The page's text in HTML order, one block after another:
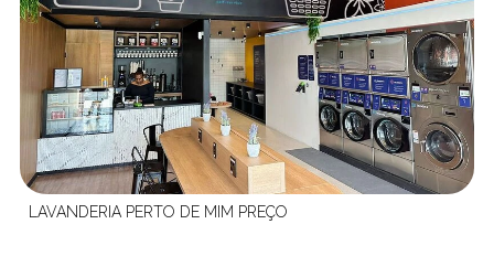
LAVANDERIA PERTO DE MIM PREÇO